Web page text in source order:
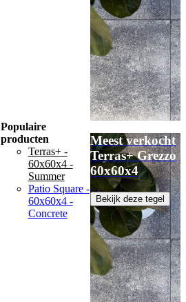
Populaire
producten
Terras+ -
60x60x4 -
Summer
Patio Square -
60x60x4 -
Concrete
Meest verkocht
Terras+ Grezzo
60x60x4
Bekijk deze tegel